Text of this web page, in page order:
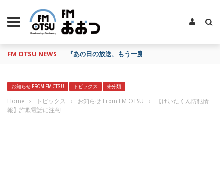
FM OTSU NEWS 『あの日の放送、もう一度聴きたいな…』にお応え
お知らせ FROM FM OTSU トピックス 未分類
Home › トピックス › お知らせ From FM OTSU ›
【けいたくん防犯情
報】詐欺電話に注意!